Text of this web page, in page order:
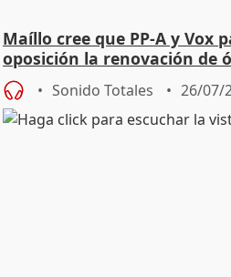
Maíllo cree que PP-A y Vox
oposición la renovación de
Defensor
Sonido Totales 26/07/